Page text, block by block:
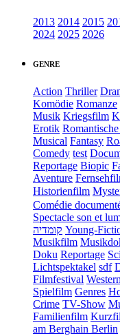
2013 2014 2015
2024 2025 2026
GENRE
Action Thriller
Komödie Romanze
Musik Kriegsfilm
Erotik
Musical Fantasy
Comedy test
Reportage Biopic
Aventure
Historienfilm
Comédie
Spectacle son et
קומדיה Young-
Musikfilm
Doku Reportage
Lichtspektakel sdf
Filmfestival
Spielfilm Genres
Crime TV-Show
Familienfilm
am Berghain Berlin